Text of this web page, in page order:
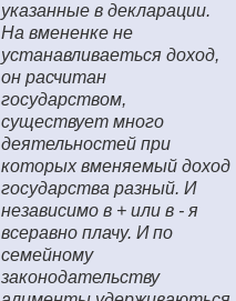
указанные в декларации.
На вмененке не
устанавливаеться доход,
он расчитан
государством,
существует много
деятельностей при
которых вменяемый доход
государства разный. И
независимо в + или в - я
всеравно плачу. И по
семейному
законодательству